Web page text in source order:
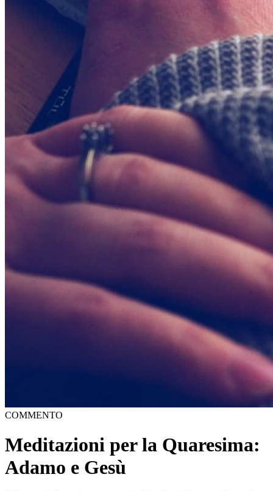
COMMENTO
Meditazioni per la Quaresima:
Adamo e Gesù